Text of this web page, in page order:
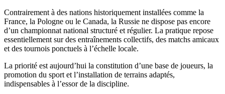
Contrairement à des nations historiquement installées comme la
France, la Pologne ou le Canada, la Russie ne dispose pas encore
d’un championnat national structuré et régulier. La pratique repose
essentiellement sur des entraînements collectifs, des matchs amicaux
et des tournois ponctuels à l’échelle locale.
La priorité est aujourd’hui la constitution d’une base de joueurs, la
promotion du sport et l’installation de terrains adaptés,
indispensables à l’essor de la discipline.